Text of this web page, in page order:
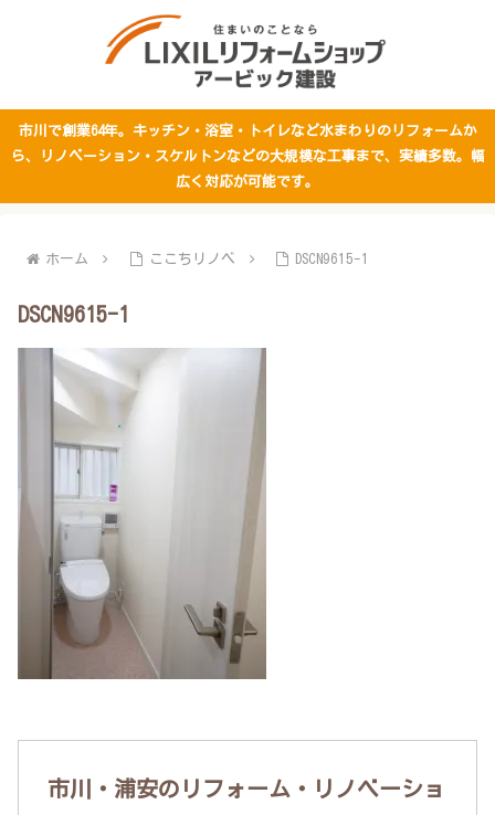
市川で創業64年。キッチン・浴室・トイレなど水まわりのリフォームか
ら、リノベーション・スケルトンなどの大規模な工事まで、実績多数。幅
広く対応が可能です。
ホーム ここちリノベ DSCN9615-1
DSCN9615-1
市川・浦安のリフォーム・リノベーショ